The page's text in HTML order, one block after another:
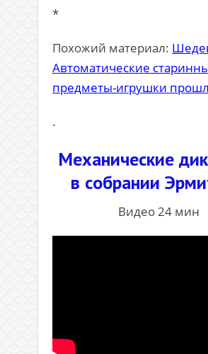
*
Похожий материал:
Автоматические
предметы-игрушки
.
Механические
в собрании
Видео 24 мин